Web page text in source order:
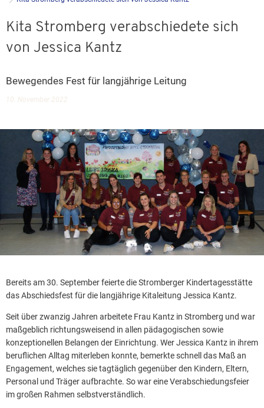
Kita Stromberg verabschiedete sich
von Jessica Kantz
Bewegendes Fest für langjährige Leitung
10. November 2022
Bereits am 30. September feierte die Stromberger Kindertagesstätte
das Abschiedsfest für die langjährige Kitaleitung Jessica Kantz.
Seit über zwanzig Jahren arbeitete Frau Kantz in Stromberg und war
maßgeblich richtungsweisend in allen pädagogischen sowie
konzeptionellen Belangen der Einrichtung. Wer Jessica Kantz in ihrem
beruflichen Alltag miterleben konnte, bemerkte schnell das Maß an
Engagement, welches sie tagtäglich gegenüber den Kindern, Eltern,
Personal und Träger aufbrachte. So war eine Verabschiedungsfeier
im großen Rahmen selbstverständlich.